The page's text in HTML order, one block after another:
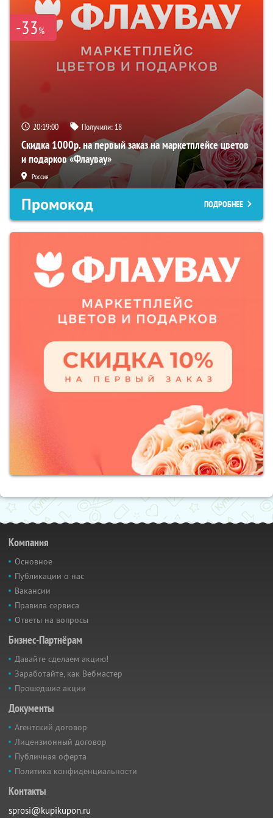
-33%
20:19:00 Получили: 18
Скидка 1000р. на первый заказ на маркетплейсе цветов
и подарков «Флаувау»
Россия
Промокод ПОДРОБНЕЕ
Компания
Основное
Публикации о нас
Вакансии
Правила сервиса
Ответы на вопросы
Бизнес-Партнёрам
Давайте сделаем акцию!
Заработайте, как Вебмастер
Прошедшие акции
Документы
Агентский договор
Лицензионный договор
Публичная оферта
Политика конфиденциальности
Контакты
sprosi@kupikupon.ru